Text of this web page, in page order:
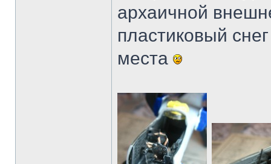
архаичной
пластиковый
места